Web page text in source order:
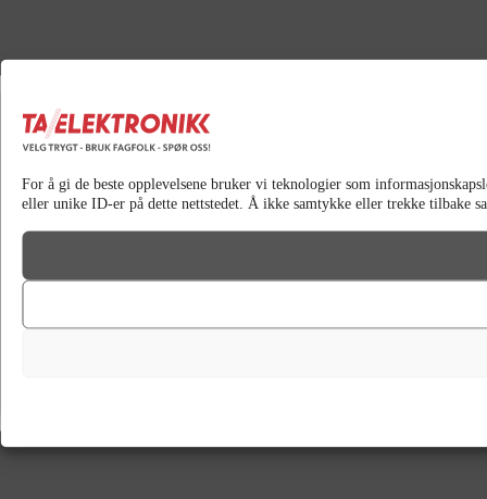
For å gi de beste opplevelsene bruker vi teknologier som
eller unike ID-er på dette nettstedet. Å ikke samtykke eller trekke tilbake